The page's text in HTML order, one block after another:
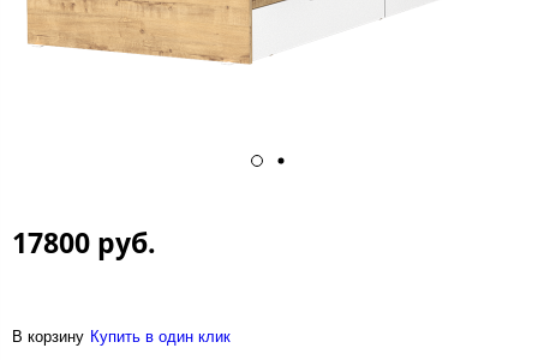
17800 руб.
В корзину Купить в один клик